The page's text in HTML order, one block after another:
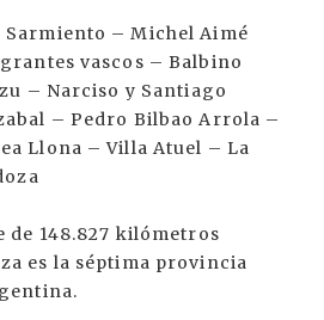
– Michel Aimé
vascos – Balbino
– Narciso y Santiago
– Pedro Bilbao Arrola –
Llona – Villa Atuel – La
de 148.827 kilómetros
es la séptima provincia